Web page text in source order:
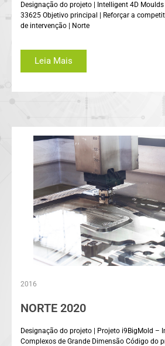
Designação do projeto | Intelligent 4D Moulds
33625 Objetivo principal | Reforçar a
de intervenção | Norte
Leia Mais
2016
NORTE 2020
Designação do projeto | Projeto i9BigMold –
Complexos de Grande Dimensão Código do